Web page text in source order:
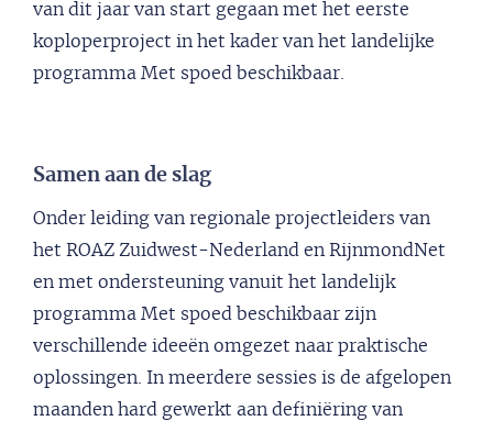
van dit jaar van start gegaan met het eerste
koploperproject in het kader van het landelijke
programma Met spoed beschikbaar.
Samen aan de slag
Onder leiding van regionale projectleiders van
het ROAZ Zuidwest-Nederland en RijnmondNet
en met ondersteuning vanuit het landelijk
programma Met spoed beschikbaar zijn
verschillende ideeën omgezet naar praktische
oplossingen. In meerdere sessies is de afgelopen
maanden hard gewerkt aan definiëring van